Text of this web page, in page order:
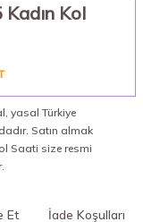
Kol
yasal Türkiye
Satın almak
Saati size resmi
Et İade Koşulları